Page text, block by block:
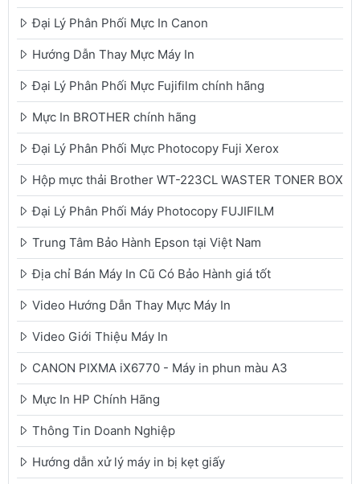
Đại Lý Phân Phối Mực In Canon
Hướng Dẫn Thay Mực Máy In
Đại Lý Phân Phối Mực Fujifilm chính hãng
Mực In BROTHER chính hãng
Đại Lý Phân Phối Mực Photocopy Fuji Xerox
Hộp mực thải Brother WT-223CL WASTER TONER BOX
Đại Lý Phân Phối Máy Photocopy FUJIFILM
Trung Tâm Bảo Hành Epson tại Việt Nam
Địa chỉ Bán Máy In Cũ Có Bảo Hành giá tốt
Video Hướng Dẫn Thay Mực Máy In
Video Giới Thiệu Máy In
CANON PIXMA iX6770 - Máy in phun màu A3
Mực In HP Chính Hãng
Thông Tin Doanh Nghiệp
Hướng dẫn xử lý máy in bị kẹt giấy